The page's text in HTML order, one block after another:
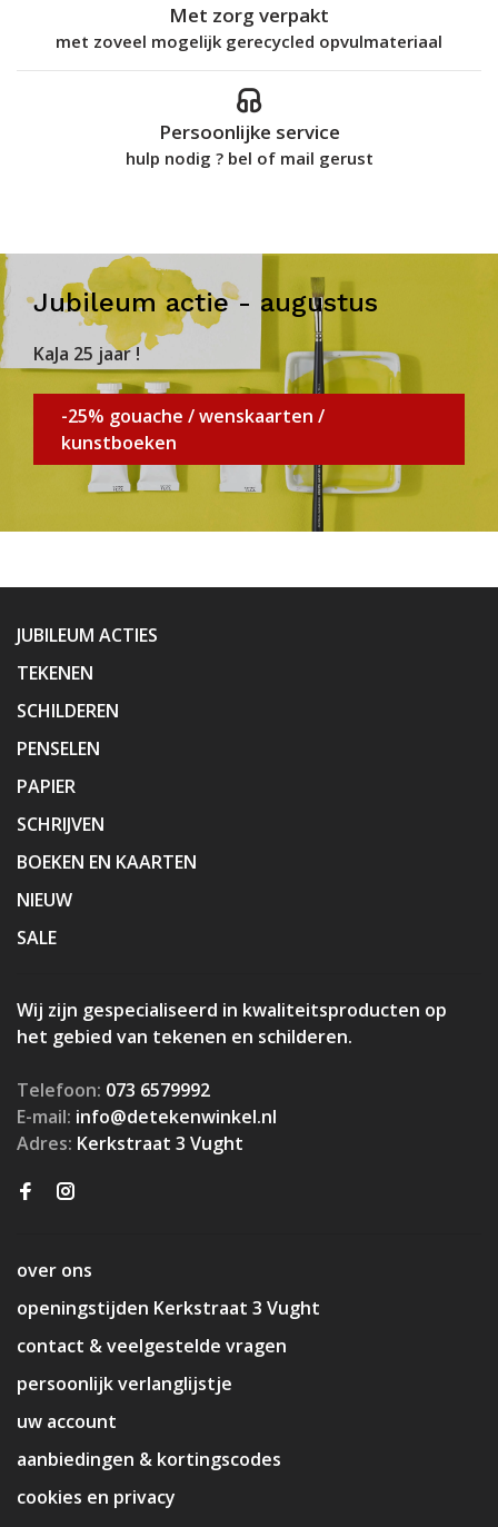
Met zorg verpakt
met zoveel mogelijk gerecycled opvulmateriaal
Persoonlijke service
hulp nodig ? bel of mail gerust
Jubileum actie - augustus
KaJa 25 jaar !
-25% gouache / wenskaarten /
kunstboeken
JUBILEUM ACTIES
TEKENEN
SCHILDEREN
PENSELEN
PAPIER
SCHRIJVEN
BOEKEN EN KAARTEN
NIEUW
SALE
Wij zijn gespecialiseerd in kwaliteitsproducten op
het gebied van tekenen en schilderen.
Telefoon: 073 6579992
E-mail: info@detekenwinkel.nl
Adres: Kerkstraat 3 Vught
over ons
openingstijden Kerkstraat 3 Vught
contact & veelgestelde vragen
persoonlijk verlanglijstje
uw account
aanbiedingen & kortingscodes
cookies en privacy